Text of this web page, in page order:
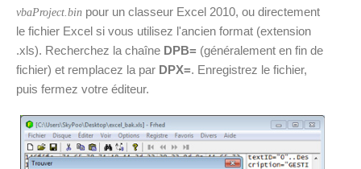
vbaProject.bin pour un classeur Excel 2010, ou directement
le fichier Excel si vous utilisez l'ancien format (extension
.xls). Recherchez la chaîne DPB= (généralement en fin de
fichier) et remplacez la par DPX=. Enregistrez le fichier,
puis fermez votre éditeur.